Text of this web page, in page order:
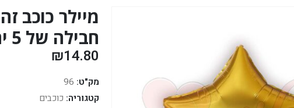
חבילה של 5 יח'*
₪14.80
מק"ט: 96
קטגוריה: כוכבים